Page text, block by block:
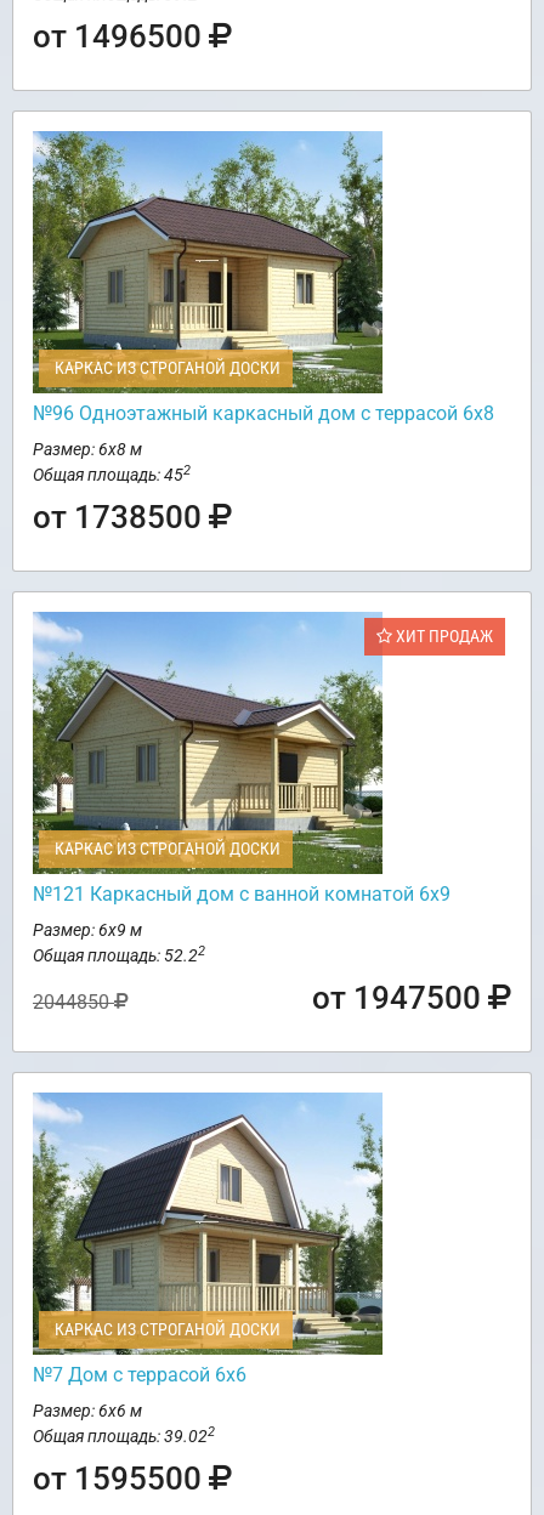
от 1496500
КАРКАС ИЗ СТРОГАНОЙ ДОСКИ
№96 Одноэтажный каркасный дом с террасой 6х8
Размер: 6х8 м
Общая площадь: 452
от 1738500
ХИТ ПРОДАЖ
КАРКАС ИЗ СТРОГАНОЙ ДОСКИ
№121 Каркасный дом с ванной комнатой 6х9
Размер: 6х9 м
Общая площадь: 52.22
2044850 от 1947500
КАРКАС ИЗ СТРОГАНОЙ ДОСКИ
№7 Дом с террасой 6х6
Размер: 6х6 м
Общая площадь: 39.022
от 1595500